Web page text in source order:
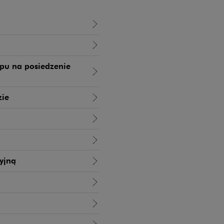
na posiedzenie